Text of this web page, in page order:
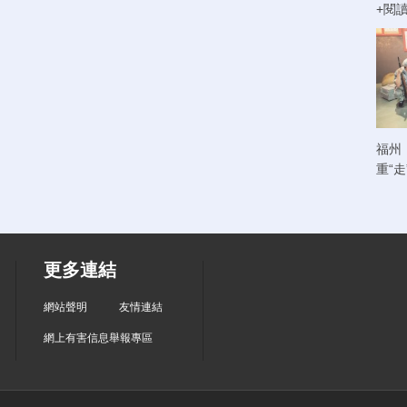
+閱
福州
重“
更多連結
網站聲明 友情連結
網上有害信息舉報專區